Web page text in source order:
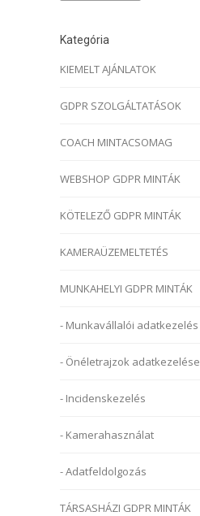
Kategória
KIEMELT AJÁNLATOK
GDPR SZOLGÁLTATÁSOK
COACH MINTACSOMAG
WEBSHOP GDPR MINTÁK
KÖTELEZŐ GDPR MINTÁK
KAMERAÜZEMELTETÉS
MUNKAHELYI GDPR MINTÁK
- Munkavállalói adatkezelés
- Önéletrajzok adatkezelése
- Incidenskezelés
- Kamerahasználat
- Adatfeldolgozás
TÁRSASHÁZI GDPR MINTÁK